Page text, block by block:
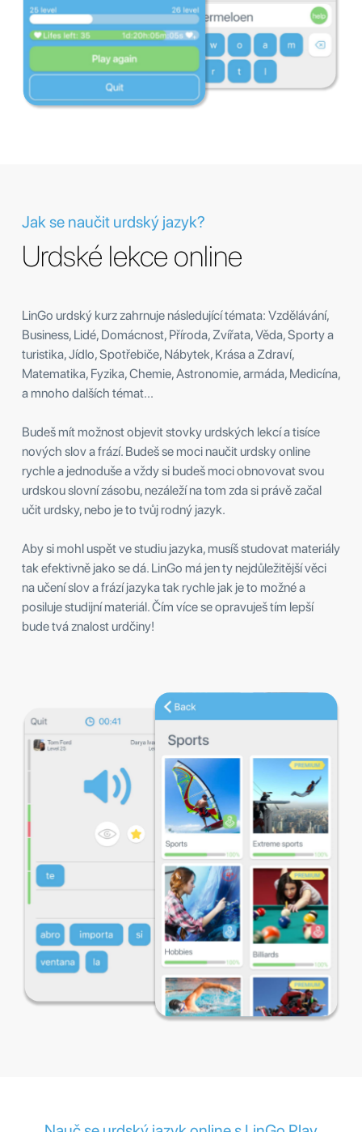
Jak se naučit urdský jazyk?
Urdské lekce online
LinGo urdský kurz zahrnuje následující témata: Vzdělávání,
Business, Lidé, Domácnost, Příroda, Zvířata, Věda, Sporty a
turistika, Jídlo, Spotřebiče, Nábytek, Krása a Zdraví,
Matematika, Fyzika, Chemie, Astronomie, armáda, Medicína,
a mnoho dalších témat...
Budeš mít možnost objevit stovky urdských lekcí a tisíce
nových slov a frází. Budeš se moci naučit urdsky online
rychle a jednoduše a vždy si budeš moci obnovovat svou
urdskou slovní zásobu, nezáleží na tom zda si právě začal
učit urdsky, nebo je to tvůj rodný jazyk.
Aby si mohl uspět ve studiu jazyka, musíš studovat materiály
tak efektivně jako se dá. LinGo má jen ty nejdůležitější věci
na učení slov a frází jazyka tak rychle jak je to možné a
posiluje studijní materiál. Čím více se opravuješ tím lepší
bude tvá znalost urdčiny!